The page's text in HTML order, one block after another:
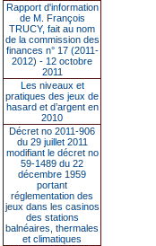
Rapport d'information
de M. François
TRUCY, fait au nom
de la commission des
finances n° 17 (2011-
2012) - 12 octobre
2011
Les niveaux et
pratiques des jeux de
hasard et d’argent en
2010
Décret no 2011-906
du 29 juillet 2011
modifiant le décret no
59-1489 du 22
décembre 1959
portant
réglementation des
jeux dans les casinos
des stations
balnéaires, thermales
et climatiques